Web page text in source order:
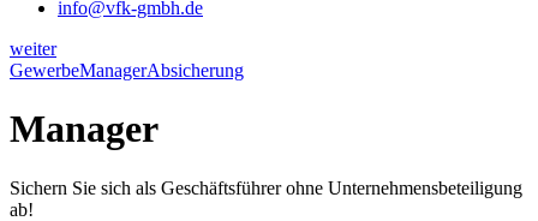
info@vfk-gmbh.de
weiter
GewerbeManagerAbsicherung
Manager
Sichern Sie sich als Geschäftsführer ohne Unternehmensbeteiligung
ab!